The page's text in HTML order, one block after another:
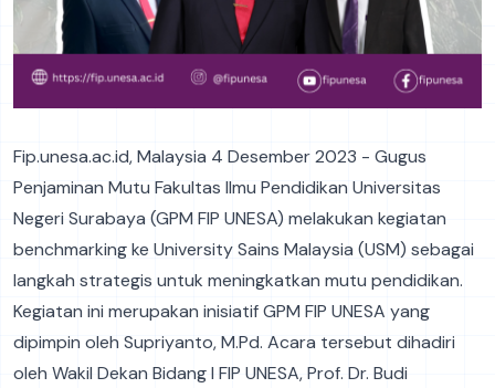
Fip.unesa.ac.id, Malaysia 4 Desember 2023 - Gugus
Penjaminan Mutu Fakultas Ilmu Pendidikan Universitas
Negeri Surabaya (GPM FIP UNESA) melakukan kegiatan
benchmarking ke University Sains Malaysia (USM) sebagai
langkah strategis untuk meningkatkan mutu pendidikan.
Kegiatan ini merupakan inisiatif GPM FIP UNESA yang
dipimpin oleh Supriyanto, M.Pd. Acara tersebut dihadiri
oleh Wakil Dekan Bidang I FIP UNESA, Prof. Dr. Budi